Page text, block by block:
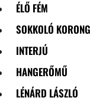
ÉLŐ FÉM
SOKKOLÓ
INTERJÚ
HANGERŐMŰ
LÉNÁRD LÁSZLÓ